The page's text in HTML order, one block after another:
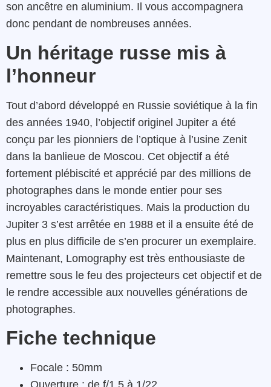
son ancêtre en aluminium. Il vous accompagnera
donc pendant de nombreuses années.
Un héritage russe mis à
l’honneur
Tout d’abord développé en Russie soviétique à la fin
des années 1940, l’objectif originel Jupiter a été
conçu par les pionniers de l’optique à l’usine Zenit
dans la banlieue de Moscou. Cet objectif a été
fortement plébiscité et apprécié par des millions de
photographes dans le monde entier pour ses
incroyables caractéristiques. Mais la production du
Jupiter 3 s’est arrêtée en 1988 et il a ensuite été de
plus en plus difficile de s’en procurer un exemplaire.
Maintenant, Lomography est très enthousiaste de
remettre sous le feu des projecteurs cet objectif et de
le rendre accessible aux nouvelles générations de
photographes.
Fiche technique
Focale : 50mm